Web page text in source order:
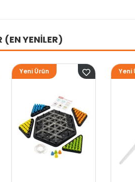
(EN YENİLER)
Yeni Ürün